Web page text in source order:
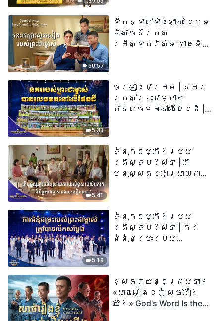
50:57
ទីបន្ទាល់ទាំងឡាយ នៃបទ
ពិសោធន៍របស់
គ្រីស្ទបរិស័ទ ភាគទី
5:33
ចម្រៀងជាក្រុម | នគរ
របស់ព្រះជាម្ចាស់
បានលេចមកនៅលើផែនដី |
5:41
ទំនុកតម្កើង​របស់​
គ្រីស្ទបរិស័ទ​ | តើ
មនុស្សគួរដោះស្រាយការ
២០២៦
5:19
ទំនុកតម្កើង​របស់​
គ្រីស្ទបរិស័ទ | ការ
ជំនុំជម្រះរបស់
ខ្សែភាពយន្តគ្រីស្ទាន
«សាច់រឿងខ្ញុំ សាច់រឿង
យើង» God's Word Is the